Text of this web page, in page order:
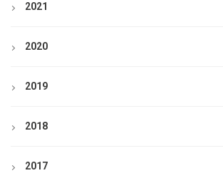
2021
2020
2019
2018
2017